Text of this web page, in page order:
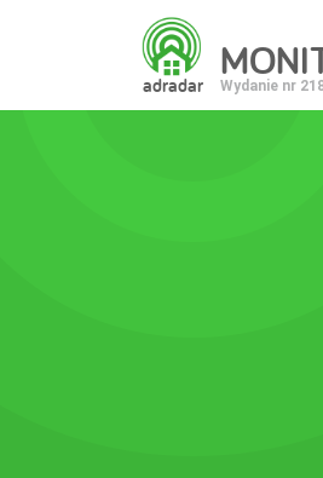
adradar Wydanie nr